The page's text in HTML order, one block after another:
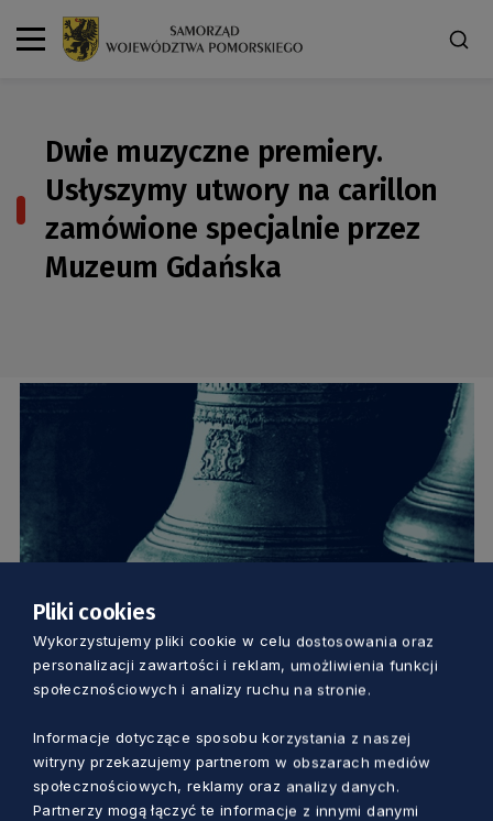
Dwie muzyczne premiery.
Usłyszymy utwory na carillon
zamówione specjalnie przez
Muzeum Gdańska
KULTURA
utwory na carillon zamówione specjalnie
przez Muzeum Gdańska
Marcin Szumny 4 lata temu
Pliki cookies
Wykorzystujemy pliki cookie w celu dostosowania oraz
personalizacji zawartości i reklam, umożliwienia funkcji
społecznościowych i analizy ruchu na stronie.
Informacje dotyczące sposobu korzystania z naszej
witryny przekazujemy partnerom w obszarach mediów
społecznościowych, reklamy oraz analizy danych.
Partnerzy mogą łączyć te informacje z innymi danymi